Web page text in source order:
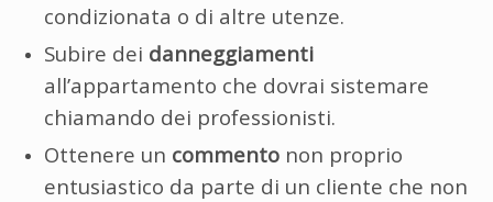
condizionata o di altre utenze.
Subire dei danneggiamenti
all’appartamento che dovrai sistemare
chiamando dei professionisti.
Ottenere un commento non proprio
entusiastico da parte di un cliente che non